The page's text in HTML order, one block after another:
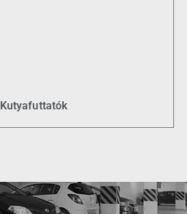
Kutyafuttatók